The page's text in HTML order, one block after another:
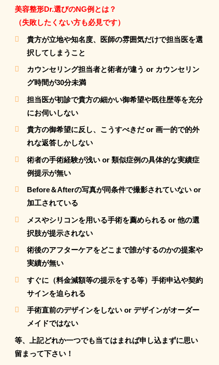
美容整形Dr.選びのNG例とは？
（失敗したくない方も必見です）
貴方が立地や知名度、医師の雰囲気だけで担当医を選
択してしまうこと
カウンセリング担当者と術者が違う or カウンセリン
グ時間が30分未満
担当医が初診で貴方の細かい御希望や既往歴等を充分
にお伺いしない
貴方の御希望に反し、こうすべきだ or 画一的で的外
れな返答しかしない
術者の手術経験が浅い or 類似症例の具体的な実績症
例提示が無い
Before＆Afterの写真が同条件で撮影されていない or
加工されている
メスやシリコンを用いる手術を薦められる or 他の選
択肢が提示されない
術後のアフターケアをどこまで誰がするのかの提案や
実績が無い
すぐに（料金減額等の提示をする等）手術申込や契約
サインを迫られる
手術直前のデザインをしない or デザインがオーダー
メイドではない
等、上記どれか一つでも当てはまれば申し込まずに思い
留まって下さい！